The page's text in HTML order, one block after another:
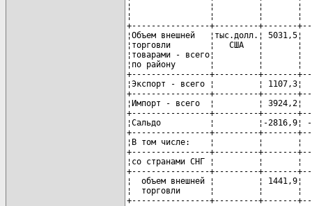
¦                ¦         ¦       ¦
¦                ¦         ¦       ¦
+----------------+---------+-------
¦Объем внешней   ¦тыс.долл.¦
¦торговли        ¦   США   ¦
¦товарами - всего¦         ¦
¦по району       ¦         ¦
+----------------+---------+-------
¦Экспорт - всего ¦         ¦ 1107,3¦
+----------------+---------+-------
¦Импорт - всего  ¦         ¦ 3924,2¦
+----------------+---------+-------
¦Сальдо          ¦         ¦-2816,9¦
+----------------+---------+-------
¦В том числе:    ¦         ¦
+----------------+---------+-------
¦со странами СНГ ¦         ¦
+----------------+---------+-------
¦  объем внешней ¦         ¦ 1441,9¦
¦  торговли      ¦         ¦
+----------------+---------+-------